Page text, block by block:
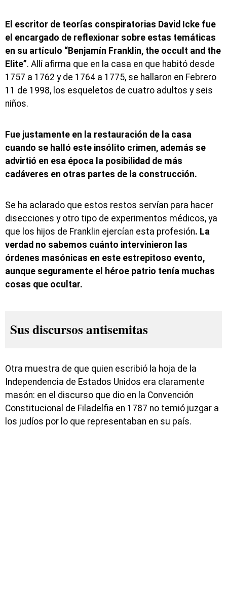
El escritor de teorías conspiratorias David Icke fue
el encargado de reflexionar sobre estas temáticas
en su artículo “Benjamín Franklin, the occult and the
Elite”. Allí afirma que en la casa en que habitó desde
1757 a 1762 y de 1764 a 1775, se hallaron en Febrero
11 de 1998, los esqueletos de cuatro adultos y seis
niños.
Fue justamente en la restauración de la casa
cuando se halló este insólito crimen, además se
advirtió en esa época la posibilidad de más
cadáveres en otras partes de la construcción.
Se ha aclarado que estos restos servían para hacer
disecciones y otro tipo de experimentos médicos, ya
que los hijos de Franklin ejercían esta profesión. La
verdad no sabemos cuánto intervinieron las
órdenes masónicas en este estrepitoso evento,
aunque seguramente el héroe patrio tenía muchas
cosas que ocultar.
Sus discursos antisemitas
Otra muestra de que quien escribió la hoja de la
Independencia de Estados Unidos era claramente
masón: en el discurso que dio en la Convención
Constitucional de Filadelfia en 1787 no temió juzgar a
los judíos por lo que representaban en su país.